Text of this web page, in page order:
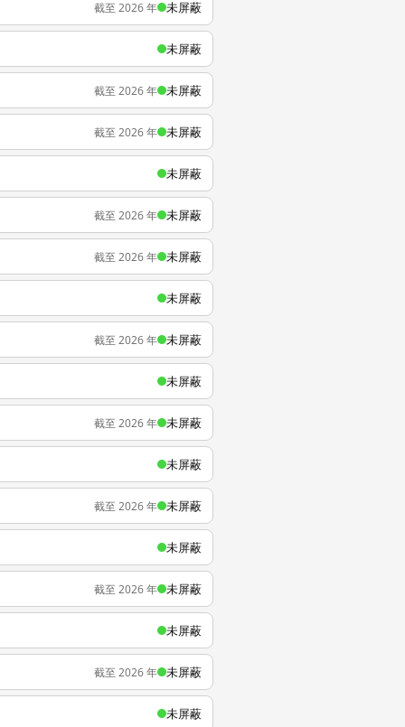
截至 2026 年 未屏蔽
未屏蔽
截至 2026 年 未屏蔽
截至 2026 年 未屏蔽
未屏蔽
截至 2026 年 未屏蔽
截至 2026 年 未屏蔽
未屏蔽
截至 2026 年 未屏蔽
未屏蔽
截至 2026 年 未屏蔽
未屏蔽
截至 2026 年 未屏蔽
未屏蔽
截至 2026 年 未屏蔽
未屏蔽
截至 2026 年 未屏蔽
未屏蔽